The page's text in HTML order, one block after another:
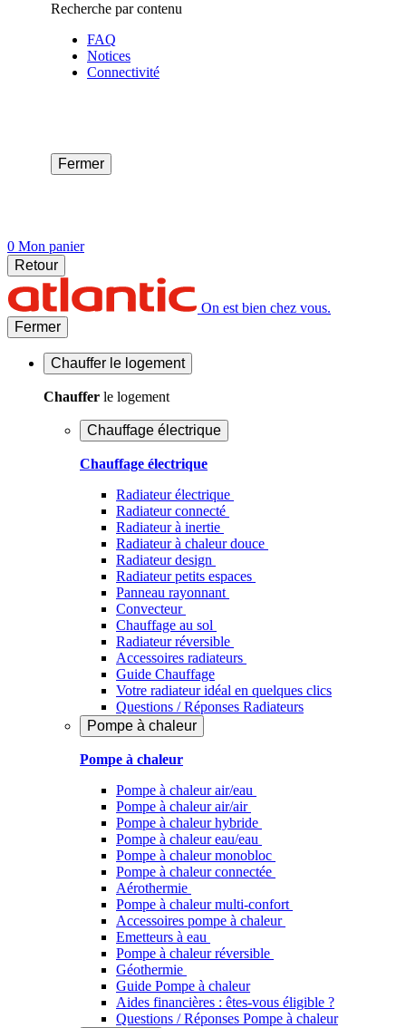
Recherche par contenu
FAQ
Notices
Connectivité
Fermer
0 Mon panier
Retour
On est bien chez vous.
Fermer
Chauffer le logement
Chauffer le logement
Chauffage électrique
Chauffage électrique
Radiateur électrique
Radiateur connecté
Radiateur à inertie
Radiateur à chaleur douce
Radiateur design
Radiateur petits espaces
Panneau rayonnant
Convecteur
Chauffage au sol
Radiateur réversible
Accessoires radiateurs
Guide Chauffage
Votre radiateur idéal en quelques clics
Questions / Réponses Radiateurs
Pompe à chaleur
Pompe à chaleur
Pompe à chaleur air/eau
Pompe à chaleur air/air
Pompe à chaleur hybride
Pompe à chaleur​ eau/eau
Pompe à chaleur monobloc
Pompe à chaleur connectée
Aérothermie
Pompe à chaleur multi-confort
Accessoires pompe à chaleur
Emetteurs à eau
Pompe à chaleur réversible
Géothermie
Guide Pompe à chaleur
Aides financières : êtes-vous éligible ?
Questions / Réponses Pompe à chaleur